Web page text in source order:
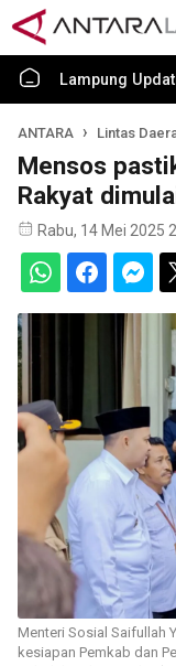
Lampung
ANTARA Lintas
Mensos
Rakyat
Rabu, 14 Mei 2025
Menteri Sosial Saifullah
kesiapan Pemkab dan